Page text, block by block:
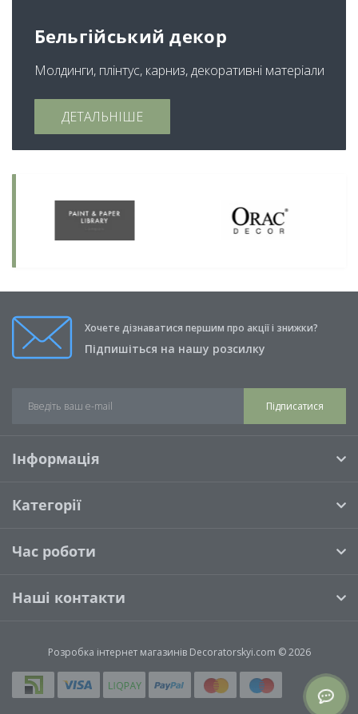
Бельгійський декор
Молдинги, плінтус, карниз, декоративні матеріали
ДЕТАЛЬНІШЕ
Хочете дізнаватися першим про акції і знижки?
Підпишіться на нашу розсилку
Підписатися
Інформація
Категорії
Час роботи
Наші контакти
Розробка інтернет магазинівDecoratorskyi.com © 2026